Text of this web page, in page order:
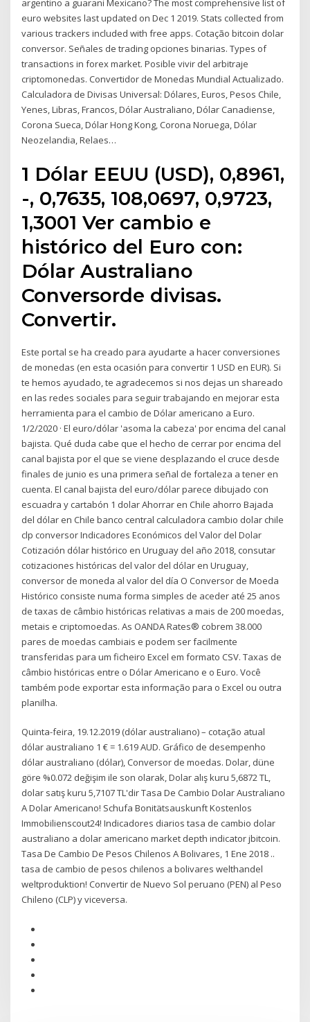
argentino a guarani Mexicano? The most comprehensive list of
euro websites last updated on Dec 1 2019. Stats collected from
various trackers included with free apps. Cotação bitcoin dolar
conversor. Señales de trading opciones binarias. Types of
transactions in forex market. Posible vivir del arbitraje
criptomonedas. Convertidor de Monedas Mundial Actualizado.
Calculadora de Divisas Universal: Dólares, Euros, Pesos Chile,
Yenes, Libras, Francos, Dólar Australiano, Dólar Canadiense,
Corona Sueca, Dólar Hong Kong, Corona Noruega, Dólar
Neozelandia, Relaes…
1 Dólar EEUU (USD), 0,8961,
-, 0,7635, 108,0697, 0,9723,
1,3001 Ver cambio e
histórico del Euro con:
Dólar Australiano
Conversorde divisas.
Convertir.
Este portal se ha creado para ayudarte a hacer conversiones
de monedas (en esta ocasión para convertir 1 USD en EUR). Si
te hemos ayudado, te agradecemos si nos dejas un shareado
en las redes sociales para seguir trabajando en mejorar esta
herramienta para el cambio de Dólar americano a Euro.
1/2/2020 · El euro/dólar 'asoma la cabeza' por encima del canal
bajista. Qué duda cabe que el hecho de cerrar por encima del
canal bajista por el que se viene desplazando el cruce desde
finales de junio es una primera señal de fortaleza a tener en
cuenta. El canal bajista del euro/dólar parece dibujado con
escuadra y cartabón 1 dolar Ahorrar en Chile ahorro Bajada
del dólar en Chile banco central calculadora cambio dolar chile
clp conversor Indicadores Económicos del Valor del Dolar
Cotización dólar histórico en Uruguay del año 2018, consutar
cotizaciones históricas del valor del dólar en Uruguay,
conversor de moneda al valor del día O Conversor de Moeda
Histórico consiste numa forma simples de aceder até 25 anos
de taxas de câmbio históricas relativas a mais de 200 moedas,
metais e criptomoedas. As OANDA Rates® cobrem 38.000
pares de moedas cambiais e podem ser facilmente
transferidas para um ficheiro Excel em formato CSV. Taxas de
câmbio históricas entre o Dólar Americano e o Euro. Você
também pode exportar esta informação para o Excel ou outra
planilha.
Quinta-feira, 19.12.2019 (dólar australiano) – cotação atual
dólar australiano 1 € = 1.619 AUD. Gráfico de desempenho
dólar australiano (dólar), Conversor de moedas. Dolar, düne
göre %0.072 değişim ile son olarak, Dolar alış kuru 5,6872 TL,
dolar satış kuru 5,7107 TL'dir Tasa De Cambio Dolar Australiano
A Dolar Americano! Schufa Bonitätsauskunft Kostenlos
Immobilienscout24! Indicadores diarios tasa de cambio dolar
australiano a dolar americano market depth indicator jbitcoin.
Tasa De Cambio De Pesos Chilenos A Bolivares, 1 Ene 2018 ..
tasa de cambio de pesos chilenos a bolivares welthandel
weltproduktion! Convertir de Nuevo Sol peruano (PEN) al Peso
Chileno (CLP) y viceversa.